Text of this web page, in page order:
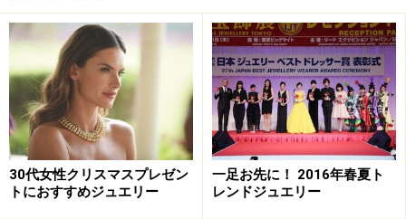
次のページへ
30代女性クリスマスプレゼン
トにおすすめジュエリー
一足お先に！ 2016年春夏ト
レンドジュエリー